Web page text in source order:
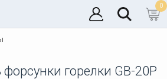
0
форсунки горелки GB-20P